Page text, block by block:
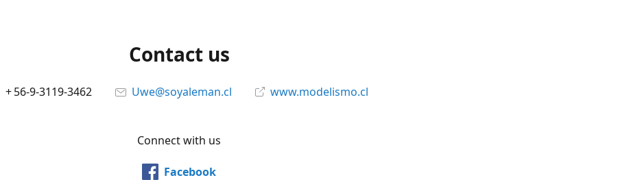
Contact us
+ 56-9-3119-3462 Uwe@soyaleman.cl www.modelismo.cl
Connect with us
Facebook